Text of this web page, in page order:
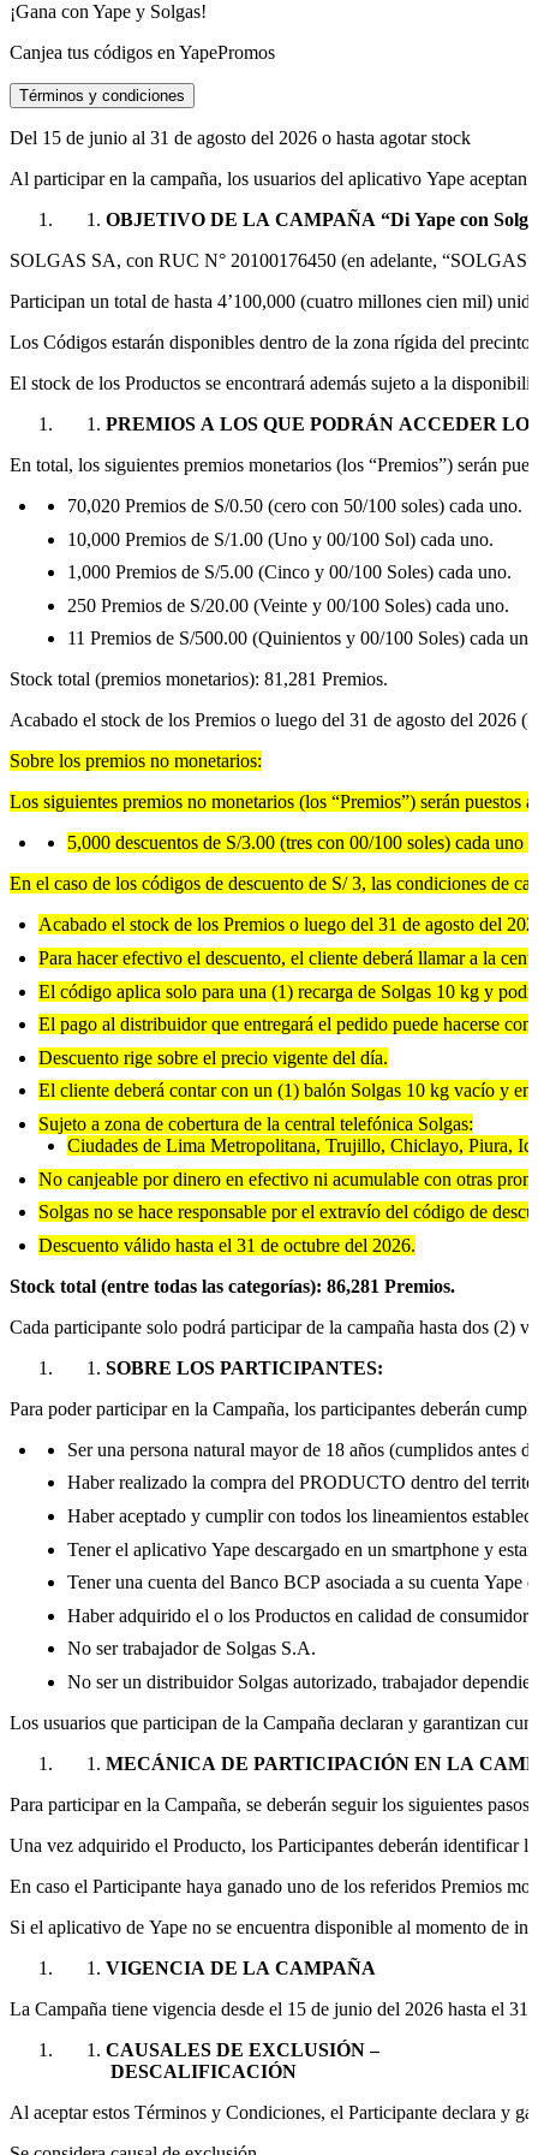
¡Gana con Yape y Solgas!
Canjea tus códigos en YapePromos
Términos y condiciones
Del 15 de junio al 31 de agosto del 2026 o hasta agotar stock
Al participar en la campaña, los usuarios del aplicativo Yape
OBJETIVO DE LA CAMPAÑA “Di Yape con
SOLGAS SA, con RUC N° 20100176450 (en adelante,
Participan un total de hasta 4’100,000 (cuatro millones cien mil)
Los Códigos estarán disponibles dentro de la zona rígida del
El stock de los Productos se encontrará además sujeto a la
PREMIOS A LOS QUE PODRÁN ACCEDER
En total, los siguientes premios monetarios (los “Premios”) serán
70,020 Premios de S/0.50 (cero con 50/100 soles) cada uno.
10,000 Premios de S/1.00 (Uno y 00/100 Sol) cada uno.
1,000 Premios de S/5.00 (Cinco y 00/100 Soles) cada uno.
250 Premios de S/20.00 (Veinte y 00/100 Soles) cada uno.
11 Premios de S/500.00 (Quinientos y 00/100 Soles) cada
Stock total (premios monetarios): 81,281 Premios.
Acabado el stock de los Premios o luego del 31 de agosto del 2026
Sobre los premios no monetarios:
Los siguientes premios no monetarios (los “Premios”) serán
5,000 descuentos de S/3.00 (tres con 00/100 soles) cada
En el caso de los códigos de descuento de S/ 3, las condiciones de
Acabado el stock de los Premios o luego del 31 de agosto del
Para hacer efectivo el descuento, el cliente deberá llamar a la
El código aplica solo para una (1) recarga de Solgas 10 kg y
El pago al distribuidor que entregará el pedido puede hacerse
Descuento rige sobre el precio vigente del día.
El cliente deberá contar con un (1) balón Solgas 10 kg vacío y
Sujeto a zona de cobertura de la central telefónica Solgas:
Ciudades de Lima Metropolitana, Trujillo, Chiclayo, Piura,
No canjeable por dinero en efectivo ni acumulable con otras
Solgas no se hace responsable por el extravío del código de
Descuento válido hasta el 31 de octubre del 2026.
Stock total (entre todas las categorías): 86,281 Premios.
Cada participante solo podrá participar de la campaña hasta dos (2)
SOBRE LOS PARTICIPANTES:
Para poder participar en la Campaña, los participantes deberán
Ser una persona natural mayor de 18 años (cumplidos antes
Haber realizado la compra del PRODUCTO dentro del
Haber aceptado y cumplir con todos los lineamientos
Tener el aplicativo Yape descargado en un smartphone y
Tener una cuenta del Banco BCP asociada a su cuenta
Haber adquirido el o los Productos en calidad de
No ser trabajador de Solgas S.A.
No ser un distribuidor Solgas autorizado, trabajador
Los usuarios que participan de la Campaña declaran y garantizan
MECÁNICA DE PARTICIPACIÓN EN LA
Para participar en la Campaña, se deberán seguir los siguientes pasos:
Una vez adquirido el Producto, los Participantes deberán identificar
En caso el Participante haya ganado uno de los referidos Premios
Si el aplicativo de Yape no se encuentra disponible al momento de
VIGENCIA DE LA CAMPAÑA
La Campaña tiene vigencia desde el 15 de junio del 2026 hasta el
CAUSALES DE EXCLUSIÓN –
DESCALIFICACIÓN
Al aceptar estos Términos y Condiciones, el Participante declara y